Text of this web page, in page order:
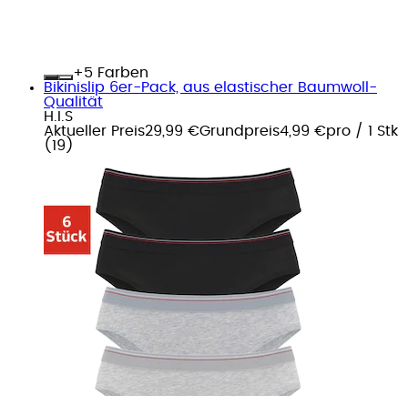
+
Farben
Bikinislip 6er-Pack, aus elastischer Baumwoll-
Qualität
H.I.S
Aktueller Preis29,99 €Grundpreis4,99 €pro / 1 Stk
( 19 )